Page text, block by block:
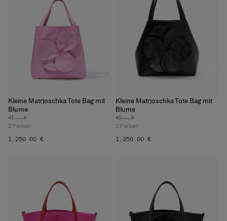
Kleine Matrjoschka Tote Bag mit
Blume
<!---->
2 Farben
‌1,250.00 €
Kleine Matrjoschka Tote Bag mit
Blume
<!---->
2 Farben
‌1,250.00 €